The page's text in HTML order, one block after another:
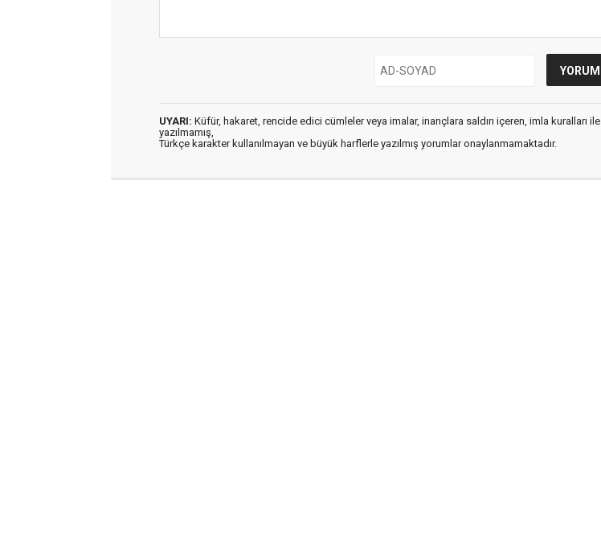
UYARI: Küfür, hakaret, rencide edici cümleler veya imalar, inançlara saldırı içeren, imla kuralları ile
yazılmamış,
Türkçe karakter kullanılmayan ve büyük harflerle yazılmış yorumlar onaylanmamaktadır.